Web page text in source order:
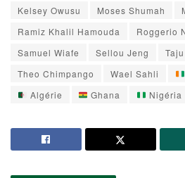
Kelsey Owusu
Moses Shumah
Ramiz Khalil Hamouda
Roggerio
Samuel Wiafe
Sellou Jeng
Theo Chimpango
Wael Sahli
Algérie
Ghana Nigéria